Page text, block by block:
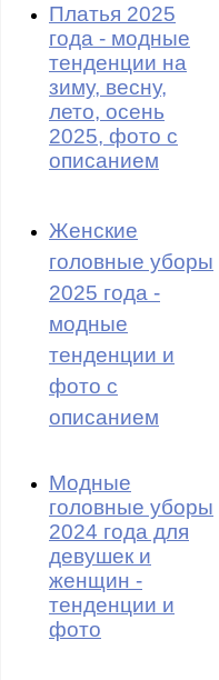
Платья 2025
года - модные
тенденции на
зиму, весну,
лето, осень
2025, фото с
описанием
Женские
головные уборы
2025 года -
модные
тенденции и
фото с
описанием
Модные
головные уборы
2024 года для
девушек и
женщин -
тенденции и
фото